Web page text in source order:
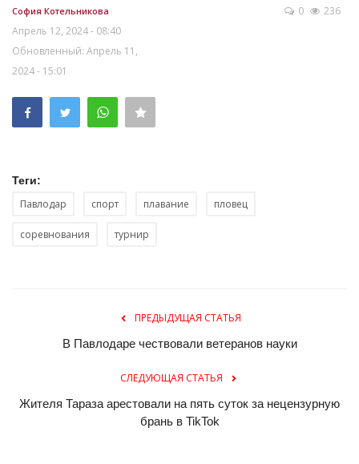
София Котельникова
Апрель 12, 2024 - 08:40
Обновленный: Апрель 11,
2024 - 15:01
0 236
Теги:
Павлодар спорт плавание пловец
соревнования турнир
ПРЕДЫДУЩАЯ СТАТЬЯ
В Павлодаре чествовали ветеранов науки
СЛЕДУЮЩАЯ СТАТЬЯ
Жителя Тараза арестовали на пять суток за нецензурную
брань в TikTok